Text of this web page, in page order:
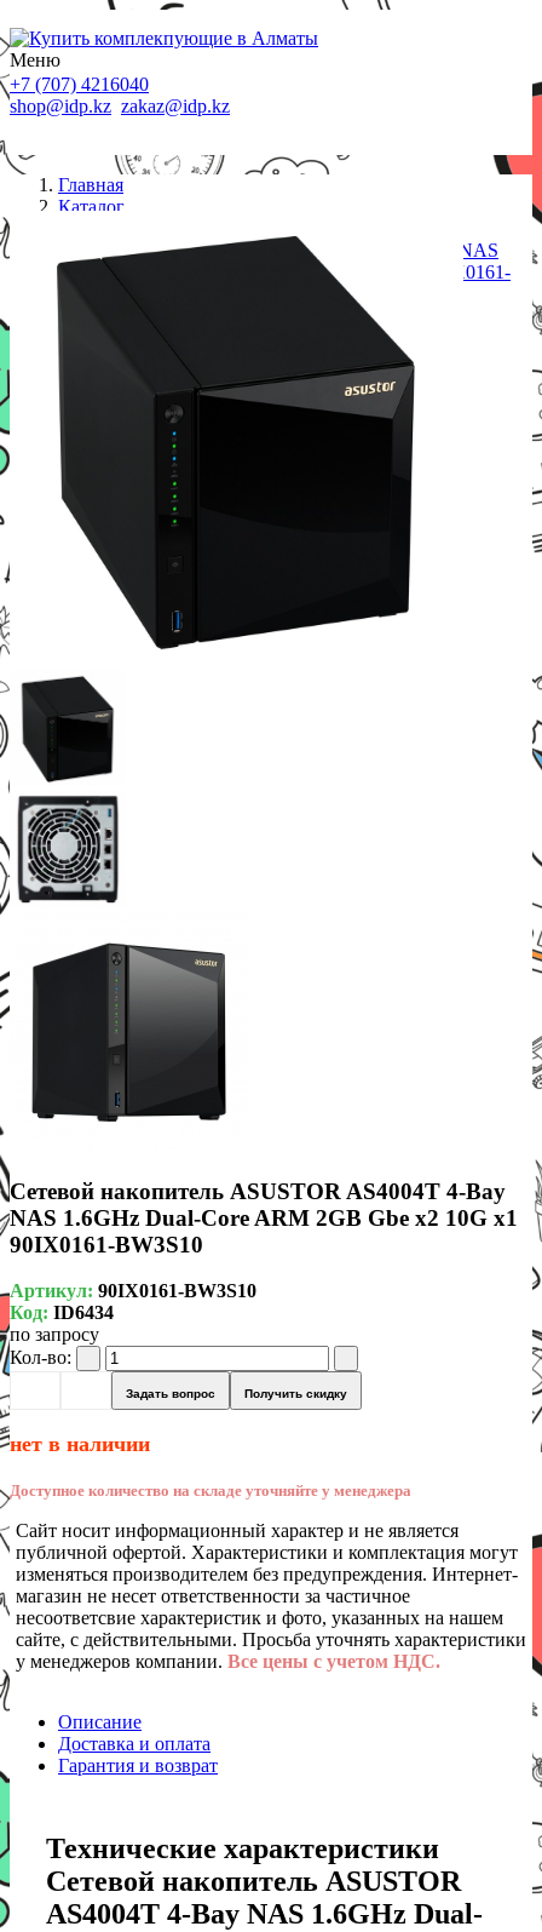
Меню
+7 (707) 4216040
shop@idp.kz zakaz@idp.kz
Главная
Каталог
Сетевой накопитель ASUSTOR AS4004T 4-Bay NAS
1.6GHz Dual-Core ARM 2GB Gbe x2 10G x1 90IX0161-
Сетевой накопитель ASUSTOR AS4004T 4-Bay
NAS 1.6GHz Dual-Core ARM 2GB Gbe x2 10G x1
90IX0161-BW3S10
Артикул: 90IX0161-BW3S10
Код: ID6434
по запросу
Кол-во:
Задать вопрос Получить скидку
нет в наличии
Доступное количество на складе уточняйте у менеджера
Сайт носит информационный характер и не является
публичной офертой. Характеристики и комплектация могут
изменяться производителем без предупреждения. Интернет-
магазин не несет ответственности за частичное
несоответсвие характеристик и фото, указанных на нашем
сайте, с действительными. Просьба уточнять характеристики
у менеджеров компании. Все цены с учетом НДС.
Описание
Доставка и оплата
Гарантия и возврат
Технические характеристики
Сетевой накопитель ASUSTOR
AS4004T 4-Bay NAS 1.6GHz Dual-